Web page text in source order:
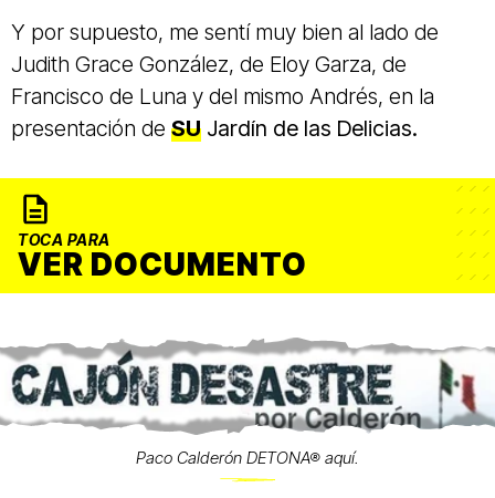
Y por supuesto, me sentí muy bien al lado de
Judith Grace González, de Eloy Garza, de
Francisco de Luna y del mismo Andrés, en la
presentación de SU Jardín de las Delicias.
TOCA PARA
VER DOCUMENTO
Paco Calderón DETONA® aquí.